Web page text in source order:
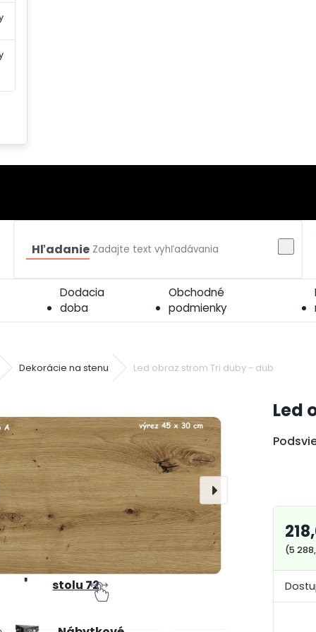
Dodacia
doba
Obchodné
podmienky
Hľadanie
Podnož pod
konferenčný
stolík
Nohy k
jedálenskému
stolu 72
Dekorácie na stenu Led obraz strom Tri duby - dub
Led
(5